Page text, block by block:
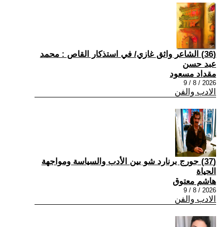
(36) الشاعر واثق غازي/ في استذكار القاص : محمد
عبد حسن
مقداد مسعود
2026 / 8 / 9
الادب والفن
(37) جورج برنارد شو بين الأدب والسياسة ومواجهة
الحياة
هاشم معتوق
2026 / 8 / 9
الادب والفن